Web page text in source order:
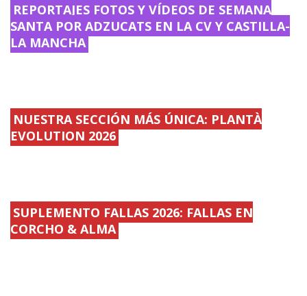
REPORTAJES FOTOS Y VÍDEOS DE SEMANA
SANTA POR ADZUCATS EN LA CV Y CASTILLA-
LA MANCHA
NUESTRA SECCIÓN MÁS ÚNICA: PLANTÀ
EVOLUTION 2026
SUPLEMENTO FALLAS 2026: FALLAS EN
CORCHO & ALMA